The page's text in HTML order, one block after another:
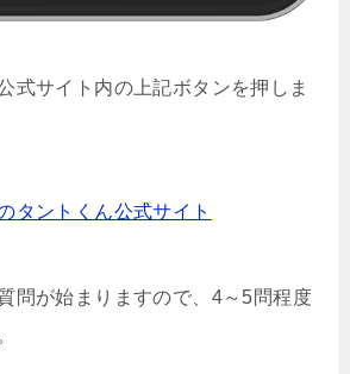
式サイト内の上記ボタンを押しま
タントくん公式サイト
問が始まりますので、4～5問程度